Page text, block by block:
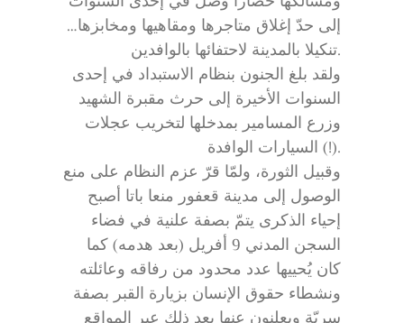
إلى حدّ إغلاق متاجرها ومقاهيها ومخابزها…
تنكيلا بالمدينة لاحتفائها بالوافدين.
ولقد بلغ الجنون بنظام الاستبداد في إحدى
السنوات الأخيرة إلى حرث مقبرة الشهيد
وزرع المسامير بمدخلها لتخريب عجلات
السيارات الوافدة (!).
وقبيل الثورة، ولمّا قرّ عزم النظام على منع
الوصول إلى مدينة قعفور منعا باتا أصبح
إحياء الذكرى يتمّ بصفة علنية في فضاء
السجن المدني 9 أفريل (بعد هدمه) كما
كان يُحييها عدد محدود من رفاقه وعائلته
ونشطاء حقوق الإنسان بزيارة القبر بصفة